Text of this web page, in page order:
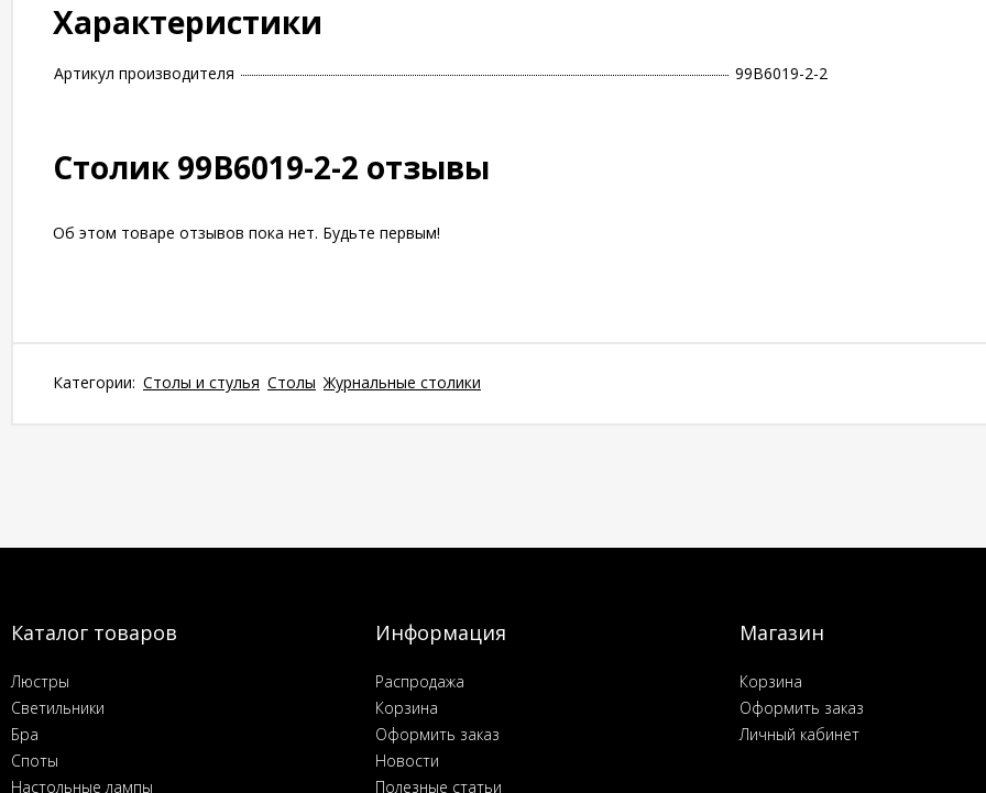
Характеристики
Артикул производителя 99B6019-2-2
Столик 99B6019-2-2 отзывы
Об этом товаре отзывов пока нет. Будьте первым!
Категории: Столы и стулья Столы Журнальные столики
Каталог товаров
Люстры
Светильники
Бра
Споты
Настольные лампы
Информация
Распродажа
Корзина
Оформить заказ
Новости
Полезные статьи
Магазин
Корзина
Оформить заказ
Личный кабинет